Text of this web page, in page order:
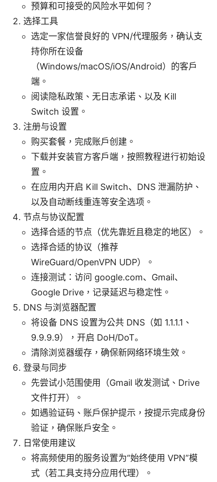
预算和可接受的风险水平如何？
选择工具
选定一家信誉良好的 VPN/代理服务，确认支
持你所在设备
（Windows/macOS/iOS/Android）的客户
端。
阅读隐私政策、无日志承诺、以及 Kill
Switch 设置。
注册与设置
购买套餐，完成账户创建。
下载并安装官方客户端，按照教程进行初始设
置。
在应用内开启 Kill Switch、DNS 泄漏防护、
以及自动断线重连等安全选项。
节点与协议配置
选择合适的节点（优先靠近且稳定的地区）。
选择合适的协议（推荐
WireGuard/OpenVPN UDP）。
连接测试：访问 google.com、Gmail、
Google Drive，记录延迟与稳定性。
DNS 与浏览器配置
将设备 DNS 设置为公共 DNS（如 1.1.1.1、
9.9.9.9），开启 DoH/DoT。
清除浏览器缓存，确保新网络环境生效。
登录与同步
先尝试小范围使用（Gmail 收发测试、Drive
文件打开）。
如遇验证码、账户保护提示，按提示完成身份
验证，确保账户安全。
日常使用建议
将高频使用的服务设置为“始终使用 VPN”模
式（若工具支持分应用代理）。